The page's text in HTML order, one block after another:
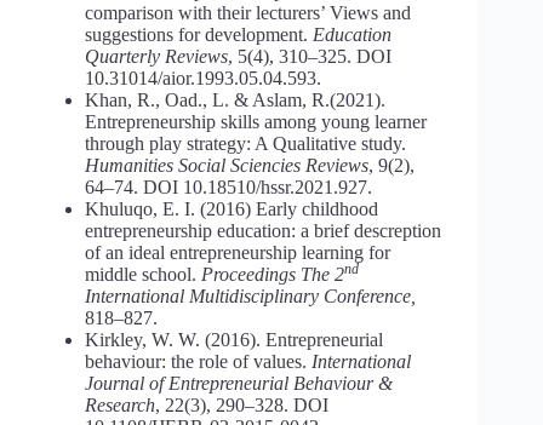
comparison with their lecturers’ Views and
suggestions for development. Education
Quarterly Reviews, 5(4), 310–325. DOI
10.31014/aior.1993.05.04.593.
Khan, R., Oad., L. & Aslam, R.(2021).
Entrepreneurship skills among young learner
through play strategy: A Qualitative study.
Humanities Social Sciencies Reviews, 9(2),
64–74. DOI 10.18510/hssr.2021.927.
Khuluqo, E. I. (2016) Early childhood
entrepreneurship education: a brief descreption
of an ideal entrepreneurship learning for
middle school. Proceedings The 2nd
International Multidisciplinary Conference,
818–827.
Kirkley, W. W. (2016). Entrepreneurial
behaviour: the role of values. International
Journal of Entrepreneurial Behaviour &
Research, 22(3), 290–328. DOI